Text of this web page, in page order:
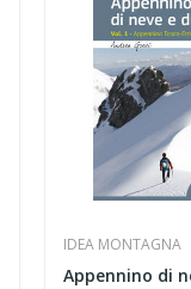
IDEA MONTAGNA